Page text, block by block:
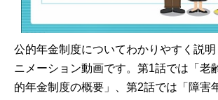
公的年金制度についてわかりやすく説
ニメーション動画です。第1話では「老
的年金制度の概要」、第2話では「障害